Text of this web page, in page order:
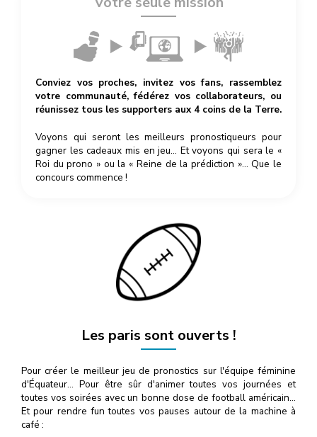
Conviez vos proches, invitez vos fans, rassemblez
votre communauté, fédérez vos collaborateurs, ou
réunissez tous les supporters aux 4 coins de la Terre.
Voyons qui seront les meilleurs pronostiqueurs pour
gagner les cadeaux mis en jeu… Et voyons qui sera le «
Roi du prono » ou la « Reine de la prédiction »… Que le
concours commence !
Les paris sont ouverts !
Pour créer le meilleur jeu de pronostics sur l'équipe féminine
d'Équateur… Pour être sûr d'animer toutes vos journées et
toutes vos soirées avec un bonne dose de football américain…
Et pour rendre fun toutes vos pauses autour de la machine à
café :